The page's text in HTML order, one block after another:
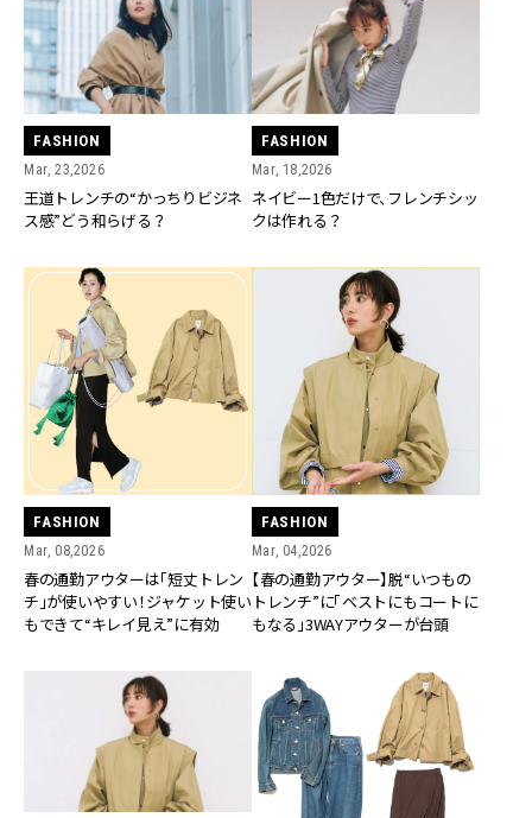
FASHION
Mar, 23,2026
王道トレンチの“かっちりビジネ
ス感”どう和らげる？
FASHION
Mar, 18,2026
ネイビー1色だけで、フレンチシッ
クは作れる？
FASHION
Mar, 08,2026
春の通勤アウターは「短丈トレン
チ」が使いやすい！ジャケット使い
もできて“キレイ見え”に有効
FASHION
Mar, 04,2026
【春の通勤アウター】脱“いつもの
トレンチ”に「ベストにもコートに
もなる」3WAYアウターが台頭